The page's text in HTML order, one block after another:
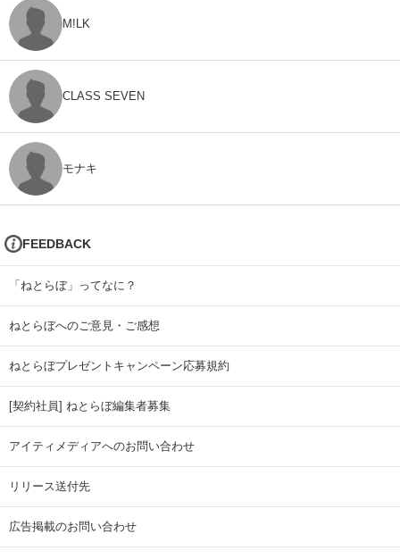
M!LK
CLASS SEVEN
モナキ
FEEDBACK
「ねとらぼ」ってなに？
ねとらぼへのご意見・ご感想
ねとらぼプレゼントキャンペーン応募規約
[契約社員] ねとらぼ編集者募集
アイティメディアへのお問い合わせ
リリース送付先
広告掲載のお問い合わせ